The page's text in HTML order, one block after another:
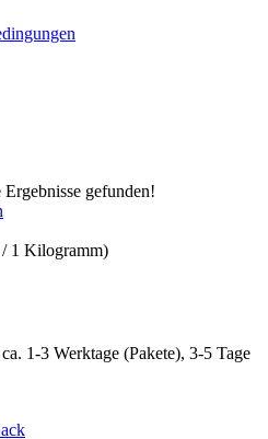
gefunden!
1 Kilogramm)
1-3 Werktage (Pakete), 3-5 Tage